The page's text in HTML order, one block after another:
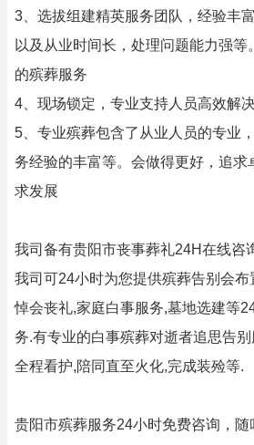
3、选拔组建精英服务团队，经验丰
以及从业时间长，处理问题能力强
的殡葬服务
4、现场锁定，专业支持人员高效解
5、专业殡葬包含了从业人员的专业
务经验的丰富等。会做得更好，追求
求发展
我司备有贵阳市丧事葬礼24H在线咨
我司可24小时为您提供殡葬告别会布
悼会丧礼,家庭白事服务,墓地选建等
务.有专业的白事殡葬对逝者追思告
全程看护,陪同直至火化,完成装殓等.
贵阳市殡葬服务24小时免费咨询，